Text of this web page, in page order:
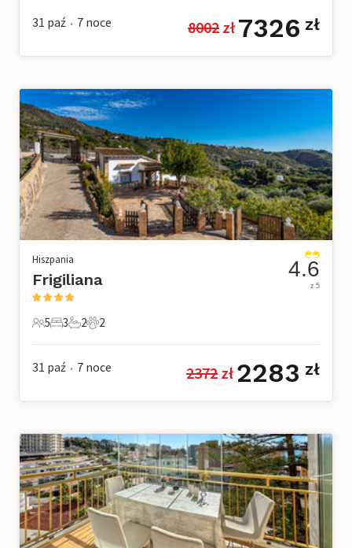
31 paź • 7 noce 8002 zł 7326 zł
Hiszpania
Frigiliana
5 Goście
5
3 Sypialnie
3
2 Łazienki
2
2 Zwierzęta domowe
2
4.6
z 5
31 paź • 7 noce 2372 zł 2283 zł